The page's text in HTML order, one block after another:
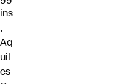
ins
,
Aq
uil
es